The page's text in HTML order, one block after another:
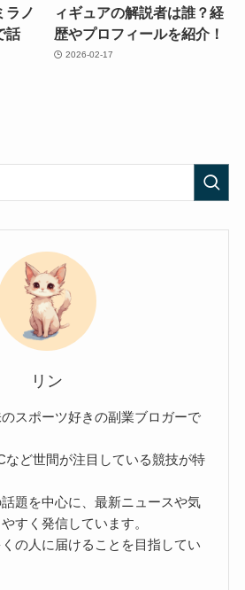
ラノ
話
ィギュアの解説者は誰？経
歴やプロフィールを紹介！
2026-02-17
リン
スポーツ好きの副業ブロガーで
など世間が注目している競技が特
題を中心に、最新ニュースや気
すく発信しています。
の人に届けることを目指してい